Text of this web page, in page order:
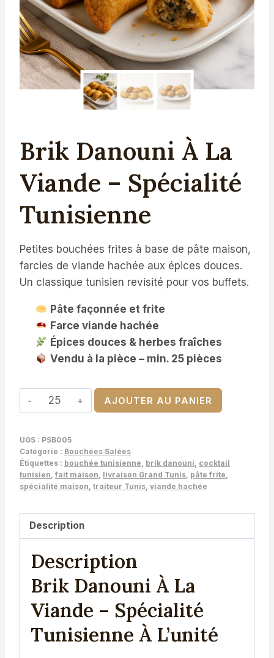
Brik Danouni À La
Viande – Spécialité
Tunisienne
Petites bouchées frites à base de pâte maison,
farcies de viande hachée aux épices douces.
Un classique tunisien revisité pour vos buffets.
Pâte façonnée et frite
Farce viande hachée
Épices douces & herbes fraîches
Vendu à la pièce – min. 25 pièces
quantité
de
Danouni
à
la
–
Spécialité
AJOUTER AU PANIER
UGS : PSB005
Catégorie : Bouchées Salées
Étiquettes : bouchée tunisienne, brik danouni, cocktail
tunisien, fait maison, livraison Grand Tunis, pâte frite,
spécialité maison, traiteur Tunis, viande hachée
Description
Description
Brik Danouni À La
Viande – Spécialité
Tunisienne À L’unité